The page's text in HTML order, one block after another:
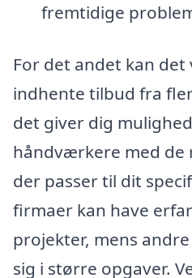
fremtidige
For det andet kan
indhente tilbud fra
det giver dig
håndværkere med de
der passer til dit
firmaer kan have
projekter, mens
sig i større opgaver.